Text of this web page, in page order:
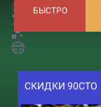
БЫСТРО
СКИДКИ 90СТО